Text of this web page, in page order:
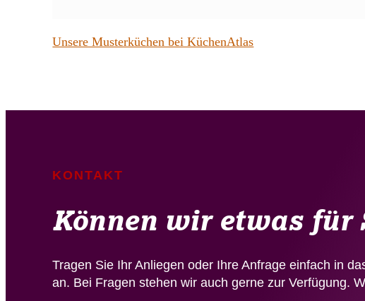
Unsere Musterküchen bei KüchenAtlas
KONTAKT
Können wir etwas für
Tragen Sie Ihr Anliegen oder Ihre Anfrage einfach in
an. Bei Fragen stehen wir auch gerne zur Verfügung.